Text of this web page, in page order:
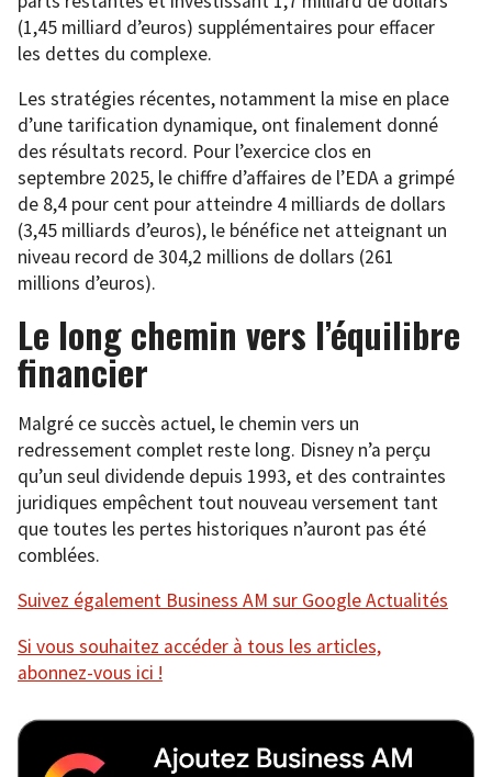
(1,45 milliard d’euros) supplémentaires pour effacer
les dettes du complexe.
Les stratégies récentes, notamment la mise en place
d’une tarification dynamique, ont finalement donné
des résultats record. Pour l’exercice clos en
septembre 2025, le chiffre d’affaires de l’EDA a grimpé
de 8,4 pour cent pour atteindre 4 milliards de dollars
(3,45 milliards d’euros), le bénéfice net atteignant un
niveau record de 304,2 millions de dollars (261
millions d’euros).
Le long chemin vers l’équilibre
financier
Malgré ce succès actuel, le chemin vers un
redressement complet reste long. Disney n’a perçu
qu’un seul dividende depuis 1993, et des contraintes
juridiques empêchent tout nouveau versement tant
que toutes les pertes historiques n’auront pas été
comblées.
Suivez également Business AM sur Google Actualités
Si vous souhaitez accéder à tous les articles,
abonnez-vous ici !